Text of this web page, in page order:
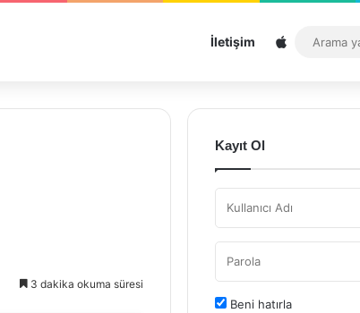
İletişim Sitemap
3 dakika okuma süresi
Kayıt Ol
Beni hatırla